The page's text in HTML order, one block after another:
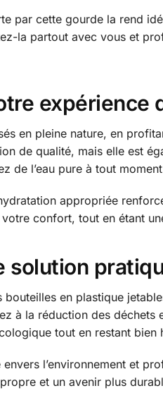
par cette gourde la rend
la partout avec vous et
expérience
en pleine nature, en
de qualité, mais elle est
de l’eau pure à tout
appropriée
confort, tout en étant
solution
bouteilles en plastique
à la réduction des
tout en restant bien
l’environnement et
et un avenir plus